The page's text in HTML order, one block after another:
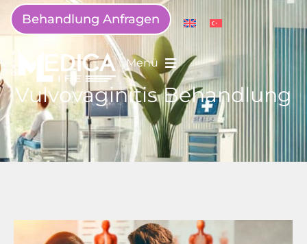
Behandlung Anfragen
Menü
Vulvovaginitis Behandlung